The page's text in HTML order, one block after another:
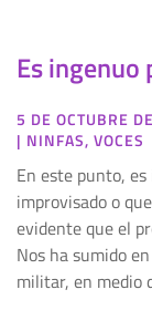
Es
5 DE OCTUBRE
| NINFAS, VOCES
En este punto,
improvisado o
evidente que el
Nos ha sumido
militar, en medio